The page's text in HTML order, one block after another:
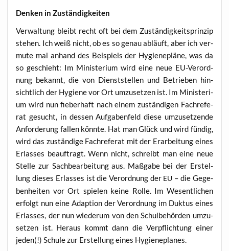
Den­ken in Zuständigkeiten
Ver­wal­tung bleibt recht oft bei dem Zustän­dig­keits­prin­zip
ste­hen. Ich weiß nicht, ob es so genau abläuft, aber ich ver­
mu­te mal anhand des Bei­spiels der Hygie­ne­plä­ne, was da
so geschieht: Im Minis­te­ri­um wird eine neue EU-Ver­ord­
nung bekannt, die von Dienst­stel­len und Betrie­ben hin­
sicht­lich der Hygie­ne vor Ort umzu­set­zen ist. Im Minis­te­ri­
um wird nun fie­ber­haft nach einem zustän­di­gen Fach­re­fe­
rat gesucht, in des­sen Auf­ga­ben­feld die­se umzu­set­zen­de
Anfor­de­rung fal­len könn­te. Hat man Glück und wird fün­dig,
wird das zustän­di­ge Fach­re­fe­rat mit der Erar­bei­tung eines
Erlas­ses beauf­tragt. Wenn nicht, schreibt man eine neue
Stel­le zur Sach­be­ar­bei­tung aus. Maß­ga­be bei der Erstel­
lung die­ses Erlas­ses ist die Ver­ord­nung der EU – die Gege­
ben­hei­ten vor Ort spie­len kei­ne Rol­le. Im Wesent­li­chen
erfolgt nun eine Adap­ti­on der Ver­ord­nung im Duk­tus eines
Erlas­ses, der nun wie­der­um von den Schul­be­hör­den umzu­
set­zen ist. Her­aus kommt dann die Ver­pflich­tung einer
jeden(!) Schu­le zur Erstel­lung eines Hygieneplanes.